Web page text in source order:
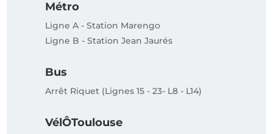
Métro
Ligne A - Station Marengo
Ligne B - Station Jean Jaurés
Bus
Arrêt Riquet (Lignes 15 - 23- L8 - L14)
VélÔToulouse